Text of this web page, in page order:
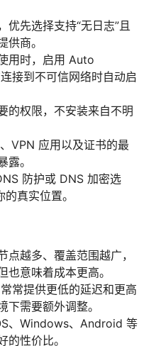
优先选择支持“无日志”且
供商。
用时，启用 Auto
接到不可信网络时自动启
的权限，不安装来自不明
VPN 应用以及证书的最
。
防护或 DNS 加密选
真实位置。
越多、覆盖范围越广，
意味着成本更高。
常提供更低的延迟和更高
下需要额外调整。
、Windows、Android 等
的性价比。